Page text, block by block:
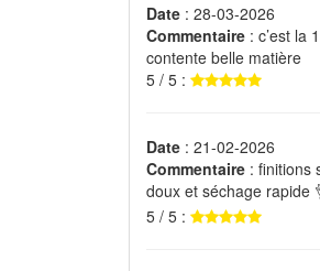
Date : 28-03-2026
Commentaire : c’est la
contente belle matière
5 / 5 :
Date : 21-02-2026
Commentaire : finitions
doux et séchage rapide
5 / 5 :